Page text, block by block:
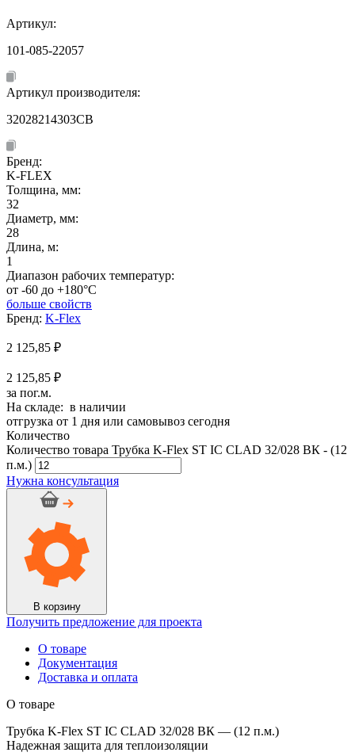
Артикул:
101-085-22057
Артикул производителя:
32028214303CB
Бренд:
K-FLEX
Толщина, мм:
32
Диаметр, мм:
28
Длина, м:
1
Диапазон рабочих температур:
от -60 до +180°C
больше свойств
Бренд: K-Flex
2 125,85 ₽
2 125,85 ₽
за пог.м.
На складе: в наличии
отгрузка от 1 дня или самовывоз сегодня
Количество
Количество товара Трубка K-Flex ST IC CLAD 32/028 ВК - (12
п.м.)
Нужна консультация
В корзину
Получить предложение для проекта
О товаре
Документация
Доставка и оплата
О товаре
Трубка K-Flex ST IC CLAD 32/028 ВК — (12 п.м.)
Надежная защита для теплоизоляции